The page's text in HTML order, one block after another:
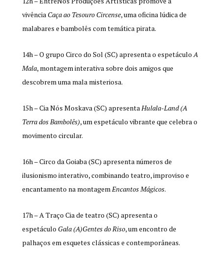
vivência Caça ao Tesouro Circense, uma oficina lúdica de
malabares e bambolês com temática pirata.
14h – O grupo Circo do Sol (SC) apresenta o espetáculoA
Mala, montagem interativa sobre dois amigos que
descobrem uma mala misteriosa.
15h – Cia Nós Moskava (SC) apresentaHulala-Land (A
Terra dos Bambolês), um espetáculo vibrante que celebra o
movimento circular.
16h – Circo da Goiaba (SC) apresenta números de
ilusionismo interativo, combinando teatro, improviso e
encantamento na montagemEncantos Mágicos.
17h – A Traço Cia de teatro (SC) apresenta o
espetáculo Gala (A)Gentes do Riso, um encontro de
palhaços em esquetes clássicas e contemporâneas.